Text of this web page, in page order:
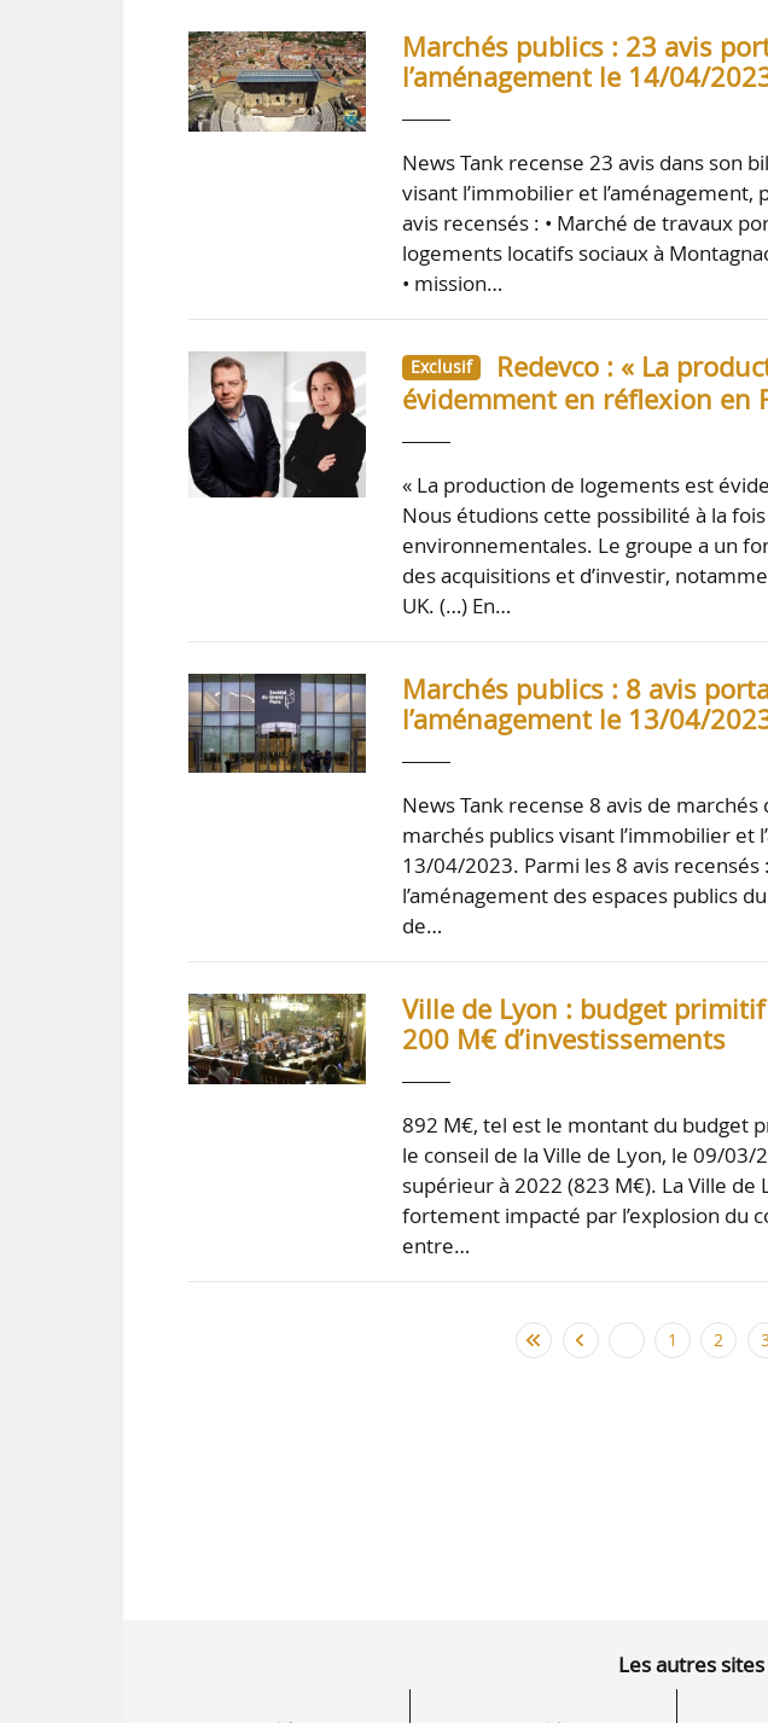
Marchés publics : 23 avis
l’aménagement le 14/04/
News Tank recense 23 avis dans son
visant l’immobilier et
avis recensés : • Marché de travaux
logements locatifs sociaux à
• mission…
Exclusif
Redevco : « La
évidemment en réflexion en
« La production de logements est
Nous étudions cette possibilité à la
environnementales. Le groupe a un
des acquisitions et d’investir,
UK. (…) En…
Marchés publics : 8 avis
l’aménagement le 13/04/
News Tank recense 8 avis de
marchés publics visant l’immobilier et
13/04/2023. Parmi les 8 avis
l’aménagement des espaces publics
de…
Ville de Lyon : budget
200 M€ d’investissements
892 M€, tel est le montant du budget
le conseil de la Ville de Lyon, le 09/
supérieur à 2022 (823 M€). La Ville
fortement impacté par l’explosion du
entre…
1 2
Les autres